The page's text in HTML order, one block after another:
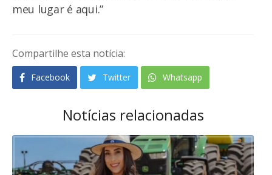
meu lugar é aqui.”
Compartilhe esta notícia:
Facebook Twitter Whatsapp
Notícias relacionadas